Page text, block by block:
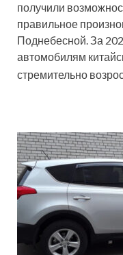
получили
правильное
Поднебесной. За
автомобилям
стремительно